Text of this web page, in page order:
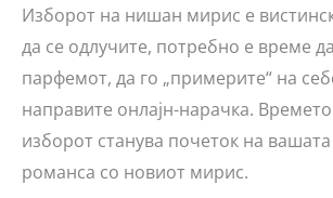
Изборот на нишан мирис е
да се одлучите, потребно е време
парфемот, да го „примерите“ на
направите онлајн-нарачка.
изборот станува почеток на
романса со новиот мирис.